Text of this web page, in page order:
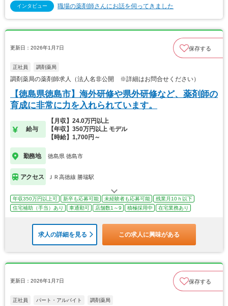
インタビュー 職場の薬剤師さんにお話を伺ってきました
更新日：2026年1月7日 保存する
正社員 調剤薬局
調剤薬局の薬剤師求人（法人名非公開 ※詳細はお問合せください）
【徳島県徳島市】海外研修や県外研修など、薬剤師の
育成に非常に力を入れられています。
給与
【月収】24.0万円以上
【年収】350万円以上 モデル
【時給】1,700円～
勤務地 徳島県 徳島市
アクセス ＪＲ高徳線 勝瑞駅
年収350万円以上可 新卒も応募可能 未経験者も応募可能
残業月10ｈ以下
住宅補助（手当）あり
車通勤可 店舗数1～9 積極採用中 在宅業務あり
求人の詳細を見る この求人に興味がある
更新日：2026年1月7日 保存する
正社員 パート・アルバイト 調剤薬局